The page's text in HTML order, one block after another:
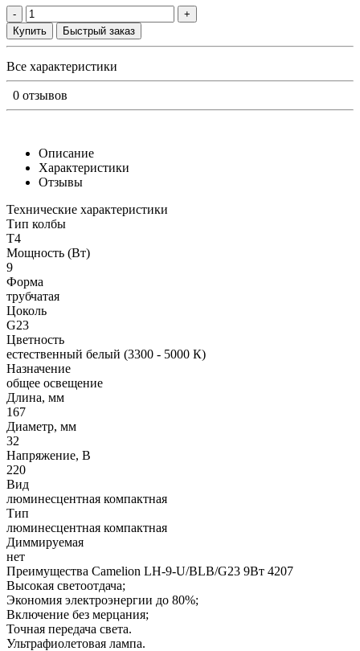
-
+
Купить
Быстрый заказ
Все характеристики
0 отзывов
Описание
Характеристики
Отзывы
Технические характеристики
Тип колбы
T4
Мощность (Вт)
9
Форма
трубчатая
Цоколь
G23
Цветность
естественный белый (3300 - 5000 К)
Назначение
общее освещение
Длина, мм
167
Диаметр, мм
32
Напряжение, В
220
Вид
люминесцентная компактная
Тип
люминесцентная компактная
Диммируемая
нет
Преимущества Camelion LH-9-U/BLB/G23 9Вт 4207
Высокая светоотдача;
Экономия электроэнергии до 80%;
Включение без мерцания;
Точная передача света.
Ультрафиолетовая лампа.